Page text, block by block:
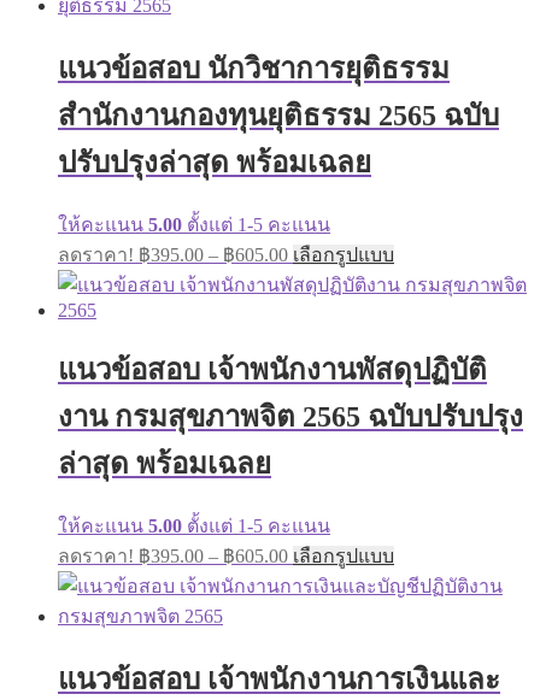
options
be
chosen
แนวข้อสอบ นักวิชาการยุติธรรม
สำนักงานกองทุนยุติธรรม 2565 ฉบับ
ปรับปรุงล่าสุด พร้อมเฉลย
ให้คะแนน 5.00 ตั้งแต่ 1-5 คะแนน
ลดราคา! ฿395.00 – ฿605.00Price
range:
฿395.00
เลือกรูปแบบ
product
has
The
options
may
be
แนวข้อสอบ เจ้าพนักงานพัสดุปฏิบัติ
งาน กรมสุขภาพจิต 2565 ฉบับปรับปรุง
ล่าสุด พร้อมเฉลย
ให้คะแนน 5.00 ตั้งแต่ 1-5 คะแนน
ลดราคา! ฿395.00 – ฿605.00Price
range:
฿395.00
เลือกรูปแบบ
product
has
options
แนวข้อสอบ เจ้าพนักงานการเงินและ